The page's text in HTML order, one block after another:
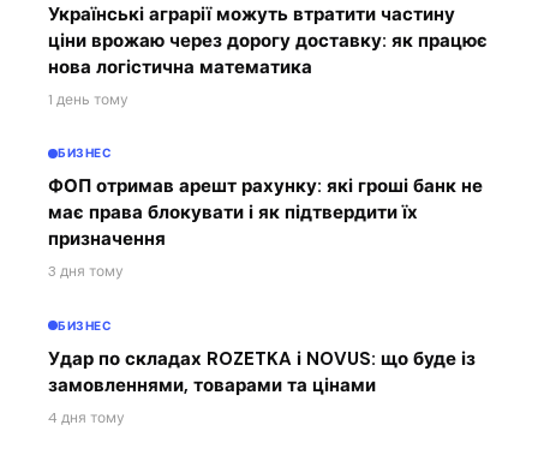
Українські аграрії можуть втратити частину
ціни врожаю через дорогу доставку: як працює
нова логістична математика
1 день тому
БИЗНЕС
ФОП отримав арешт рахунку: які гроші банк не
має права блокувати і як підтвердити їх
призначення
3 дня тому
БИЗНЕС
Удар по складах ROZETKA і NOVUS: що буде із
замовленнями, товарами та цінами
4 дня тому